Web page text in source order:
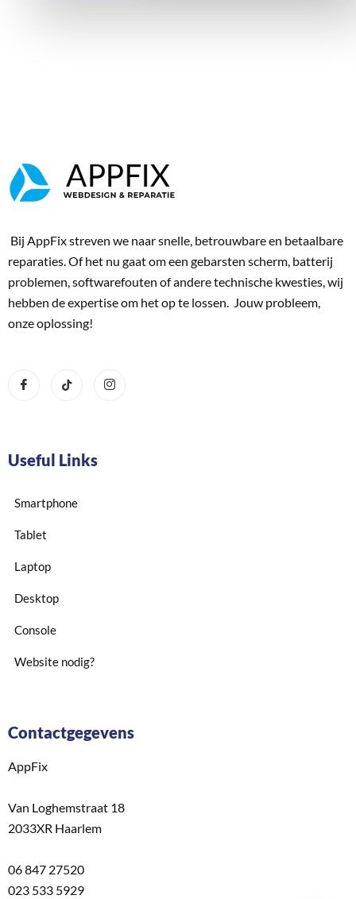
Bij AppFix streven we naar snelle, betrouwbare en betaalbare
reparaties. Of het nu gaat om een gebarsten scherm, batterij
problemen, softwarefouten of andere technische kwesties, wij
hebben de expertise om het op te lossen. Jouw probleem,
onze oplossing!
Useful Links
Smartphone
Tablet
Laptop
Desktop
Console
Website nodig?
Contactgegevens
AppFix
Van Loghemstraat 18
2033XR Haarlem
06 847 27520
023 533 5929